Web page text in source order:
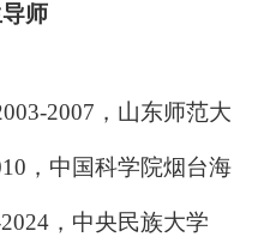
师
2007 ，山东师范大
，中国科学院烟台海
24，中央民族大学